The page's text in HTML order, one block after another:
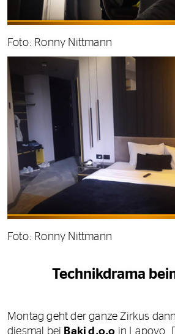
Foto: Ronny Nittmann
Foto: Ronny Nittmann
Technikdrama
Montag geht der ganze Zirkus
diesmal bei Baki d.o.o in Lapovo.